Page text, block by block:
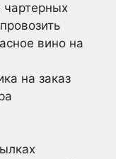
чартерных
вино на
на заказ